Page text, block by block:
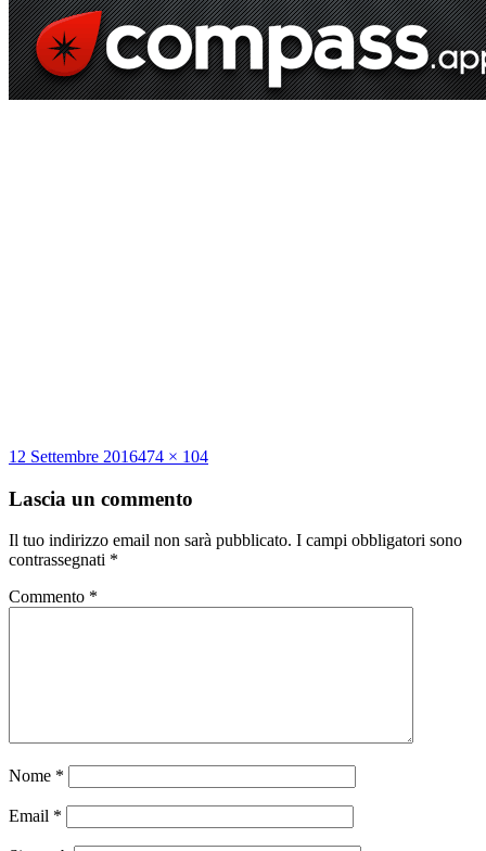
Scritto
12 Settembre 2016Dimensione
474 × 104
Lascia un commento
Il tuo indirizzo email non sarà pubblicato. I campi obbligatori sono
contrassegnati *
Commento *
Nome *
Email *